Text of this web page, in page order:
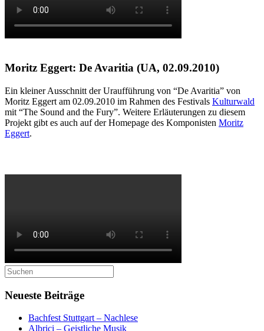
Moritz Eggert: De Avaritia (UA, 02.09.2010)
Ein kleiner Ausschnitt der Uraufführung von “De Avaritia” von
Moritz Eggert am 02.09.2010 im Rahmen des Festivals Kulturwald
mit “The Sound and the Fury”. Weitere Erläuterungen zu diesem
Projekt gibt es auch auf der Homepage des Komponisten Moritz
Eggert.
Suchen
nach:
Neueste Beiträge
Bachfest Stuttgart – Nachlese
Albrici – Geistliche Musik